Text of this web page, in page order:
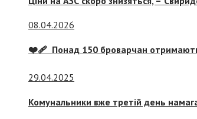
08.04.2026
❤️‍🩹 Понад 150 броварчан
29.04.2025
Комунальники вже третій день